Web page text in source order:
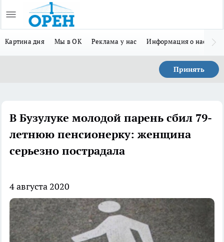
Картина дня Мы в ОК Реклама у нас Информация о нас
Принять
В Бузулуке молодой парень сбил 79-
летнюю пенсионерку: женщина
серьезно пострадала
4 августа 2020